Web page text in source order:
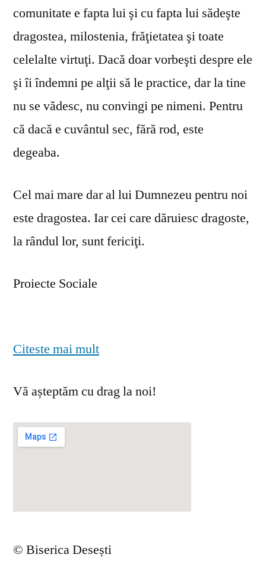
comunitate e fapta lui şi cu fapta lui sădeşte
dragostea, milostenia, frăţietatea şi toate
celelalte virtuţi. Dacă doar vorbeşti despre ele
şi îi îndemni pe alţii să le practice, dar la tine
nu se vă­desc, nu convingi pe nimeni. Pentru
că dacă e cuvântul sec, fără rod, este
degeaba.
Cel mai mare dar al lui Dumnezeu pentru noi
este dragostea. Iar cei care dăruiesc dragoste,
la rândul lor, sunt fericiţi.
Proiecte Sociale
Citeste mai mult
Vă așteptăm cu drag la noi!
© Biserica Desești